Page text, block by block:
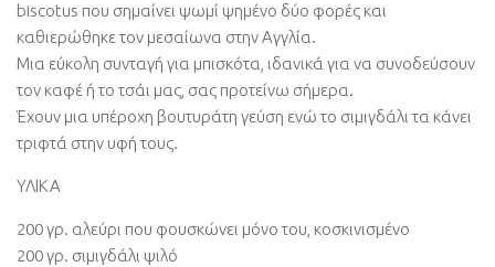
biscotus που σημαίνει ψωμί ψημένο δύο φορές και
καθιερώθηκε τον μεσαίωνα στην Αγγλία.
Μια εύκολη συνταγή για μπισκότα, ιδανικά για να συνοδεύσουν
τον καφέ ή το τσάι μας, σας προτείνω σήμερα.
Έχουν μια υπέροχη βουτυράτη γεύση ενώ το σιμιγδάλι τα κάνει
τριφτά στην υφή τους.
ΥΛΙΚΑ
200 γρ. αλεύρι που φουσκώνει μόνο του, κοσκινισμένο
200 γρ. σιμιγδάλι ψιλό